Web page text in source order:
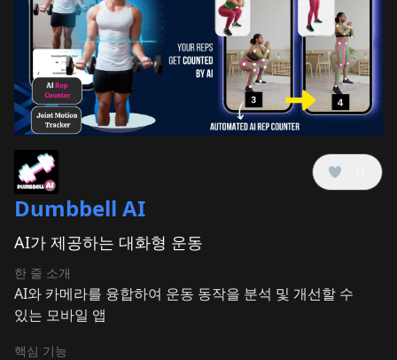
Dumbbell AI
AI가 제공하는 대화형 운동
한 줄 소개
AI와 카메라를 융합하여 운동 동작을 분석 및 개선할 수
있는 모바일 앱
핵심 기능